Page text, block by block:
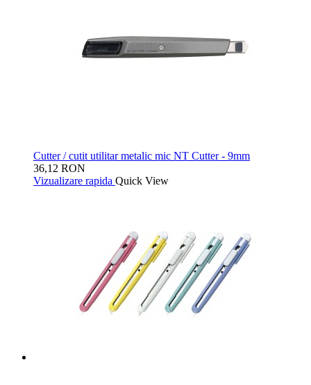
Cutter / cutit utilitar metalic mic NT Cutter - 9mm
36,12 RON
Vizualizare rapida Quick View